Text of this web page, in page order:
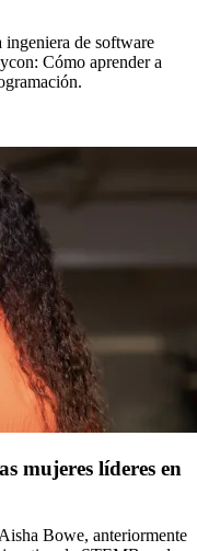
ingeniera de software
Cómo aprender a
mujeres líderes en
Bowe, anteriormente